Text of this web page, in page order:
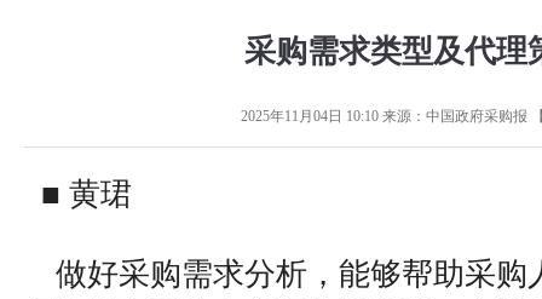
采购需求类型及代理
2025年11月04日 10:10来源： 中国政府采购报
■ 黄珺
做好采购需求分析，能够帮助采购